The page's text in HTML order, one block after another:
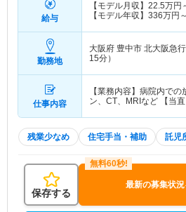
給与
【モデル月収】 22.5万円
【モデル年収】 336万円～
勤務地
大阪府 豊中市 北大阪急
15分）
仕事内容
【業務内容】病院内で
ン、CT、MRIなど 【
残業少なめ 住宅手当・補助 託児
保存する
最新の募集状